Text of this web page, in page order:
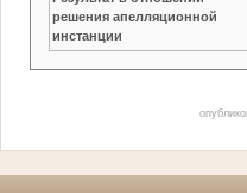
решения апелляционной
инстанции